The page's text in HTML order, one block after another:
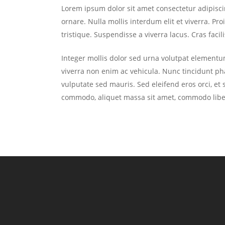
Lorem ipsum dolor sit amet consectetur
ornare. Nulla mollis interdum elit et viverra.
tristique. Suspendisse a viverra lacus. Cras
Integer mollis dolor sed urna volutpat
viverra non enim ac vehicula. Nunc tincidunt
vulputate sed mauris. Sed eleifend eros orci,
commodo, aliquet massa sit amet, commodo